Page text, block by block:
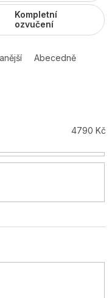
Kompletní
ozvučení
Abecedně
4790 Kč